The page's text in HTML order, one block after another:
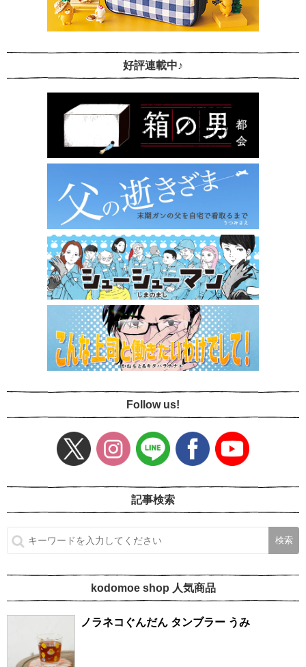
好評連載中♪
Follow us!
記事検索
kodomoe shop 人気商品
ノラネコぐんだん タンブラー うみ